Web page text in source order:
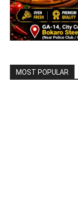
MOST POPULAR